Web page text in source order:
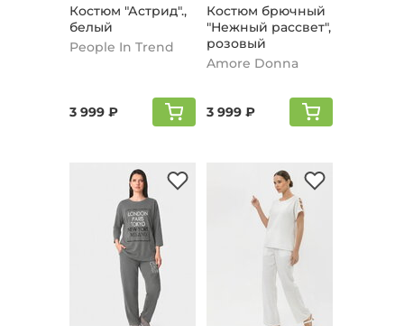
Костюм "Астрид".,
белый
People In Trend
3 999 ₽
Костюм брючный
"Нежный рассвет",
розовый
Amore Donna
3 999 ₽